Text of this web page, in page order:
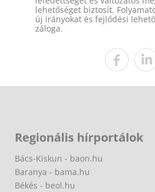
lehetőséget biztosít.
új irányokat és fejlődési
záloga.
Regionális hírportálok
Bács-Kiskun - baon.hu
Baranya - bama.hu
Békés - beol.hu